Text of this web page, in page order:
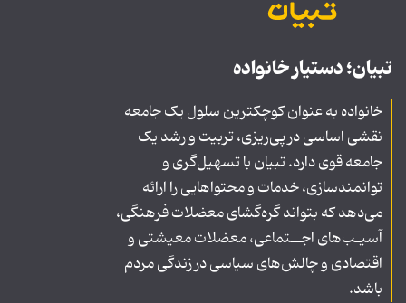
تبیان؛ دستیار خانواده
خانواده به عنوان کوچکترین سلول یک جامعه
نقشی اساسی در پی‌ریزی، تربیت و رشد یک
جامعه قوی دارد. تبیان با تسهیل‌گری و
توانمندسازی، خدمات و محتواهایی را ارائه
می‌دهد که بتواند گره‌گشای معضلات فرهنگی،
آسیـب‌های اجــتماعی، معضلات معیشتی و
اقتصادی و چالش‌های سیاسی در زندگی مردم
باشد.